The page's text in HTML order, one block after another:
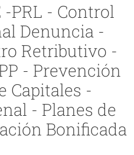
-PRL - Control
Denuncia -
Retributivo -
- Prevención
Capitales -
- Planes de
Bonificada